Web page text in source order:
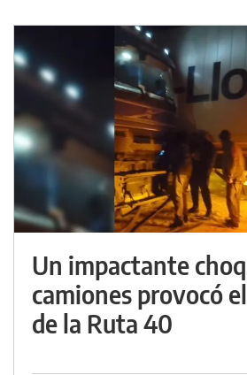
Un impactante
camiones provocó
de la Ruta 40